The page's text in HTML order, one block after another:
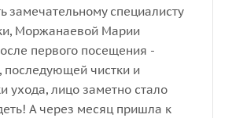
замечательному специалисту
Моржанаевой Марии
первого посещения -
последующей чистки и
ухода, лицо заметно стало
А через месяц пришла к